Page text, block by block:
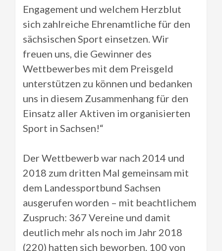
Engagement und welchem Herzblut
sich zahlreiche Ehrenamtliche für den
sächsischen Sport einsetzen. Wir
freuen uns, die Gewinner des
Wettbewerbes mit dem Preisgeld
unterstützen zu können und bedanken
uns in diesem Zusammenhang für den
Einsatz aller Aktiven im organisierten
Sport in Sachsen!“
Der Wettbewerb war nach 2014 und
2018 zum dritten Mal gemeinsam mit
dem Landessportbund Sachsen
ausgerufen worden – mit beachtlichem
Zuspruch: 367 Vereine und damit
deutlich mehr als noch im Jahr 2018
(220) hatten sich beworben. 100 von